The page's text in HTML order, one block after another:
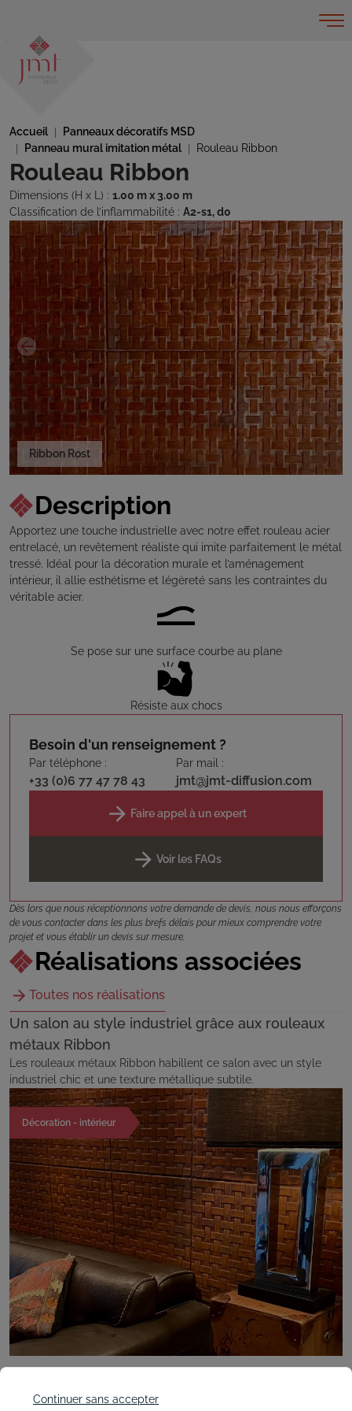
Accueil
Panneaux décoratifs MSD
Panneau mural imitation métal
Rouleau Ribbon
Rouleau Ribbon
Dimensions (H x L) : 1.00 m x 3.00 m
Classification de l’inflammabilité : A2-s1, d0
Ribbon Rost
Description
Apportez une touche industrielle avec notre effet rouleau acier
entrelacé, un revêtement réaliste qui imite parfaitement le métal
tressé. Idéal pour la décoration murale et l’aménagement
intérieur, il allie esthétisme et légèreté sans les contraintes du
véritable acier.
Se pose sur une surface courbe au plane
Résiste aux chocs
Besoin d'un renseignement ?
Par téléphone :
+33 (0)6 77 47 78 43
Par mail :
jmt@jmt-diffusion.com
Faire appel à un expert
Voir les FAQs
Dès lors que nous réceptionnons votre demande de devis, nous nous efforçons
de vous contacter dans les plus brefs délais pour mieux comprendre votre
projet et vous établir un devis sur mesure.
Réalisations associées
Toutes nos réalisations
Un salon au style industriel grâce aux rouleaux
métaux Ribbon
Les rouleaux métaux Ribbon habillent ce salon avec un style
industriel chic et une texture métallique subtile.
Décoration - intérieur
Continuer sans accepter